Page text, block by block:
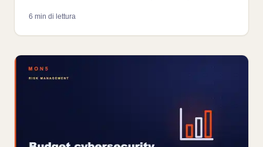
correttamente su un ambiente industriale.
6 min di lettura